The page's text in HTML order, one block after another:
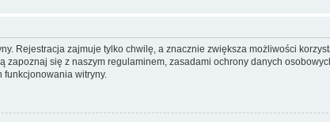
Rejestracja zajmuje tylko chwilę, a znacznie zwiększa możliwości
się z naszym regulaminem, zasadami ochrony danych
witryny.